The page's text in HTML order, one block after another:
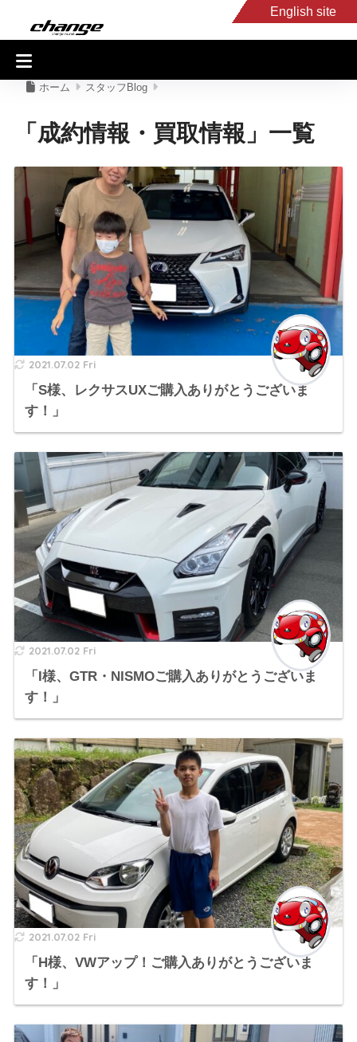
English site
入庫車情報
ホーム スタッフBlog
「成約情報・買取情報」一覧
2021.07.02 Fri
「S様、レクサスUXご購入ありがとうございま
す！」
2021.07.02 Fri
「I様、GTR・NISMOご購入ありがとうございま
す！」
2021.07.02 Fri
「H様、VWアップ！ご購入ありがとうございま
す！」